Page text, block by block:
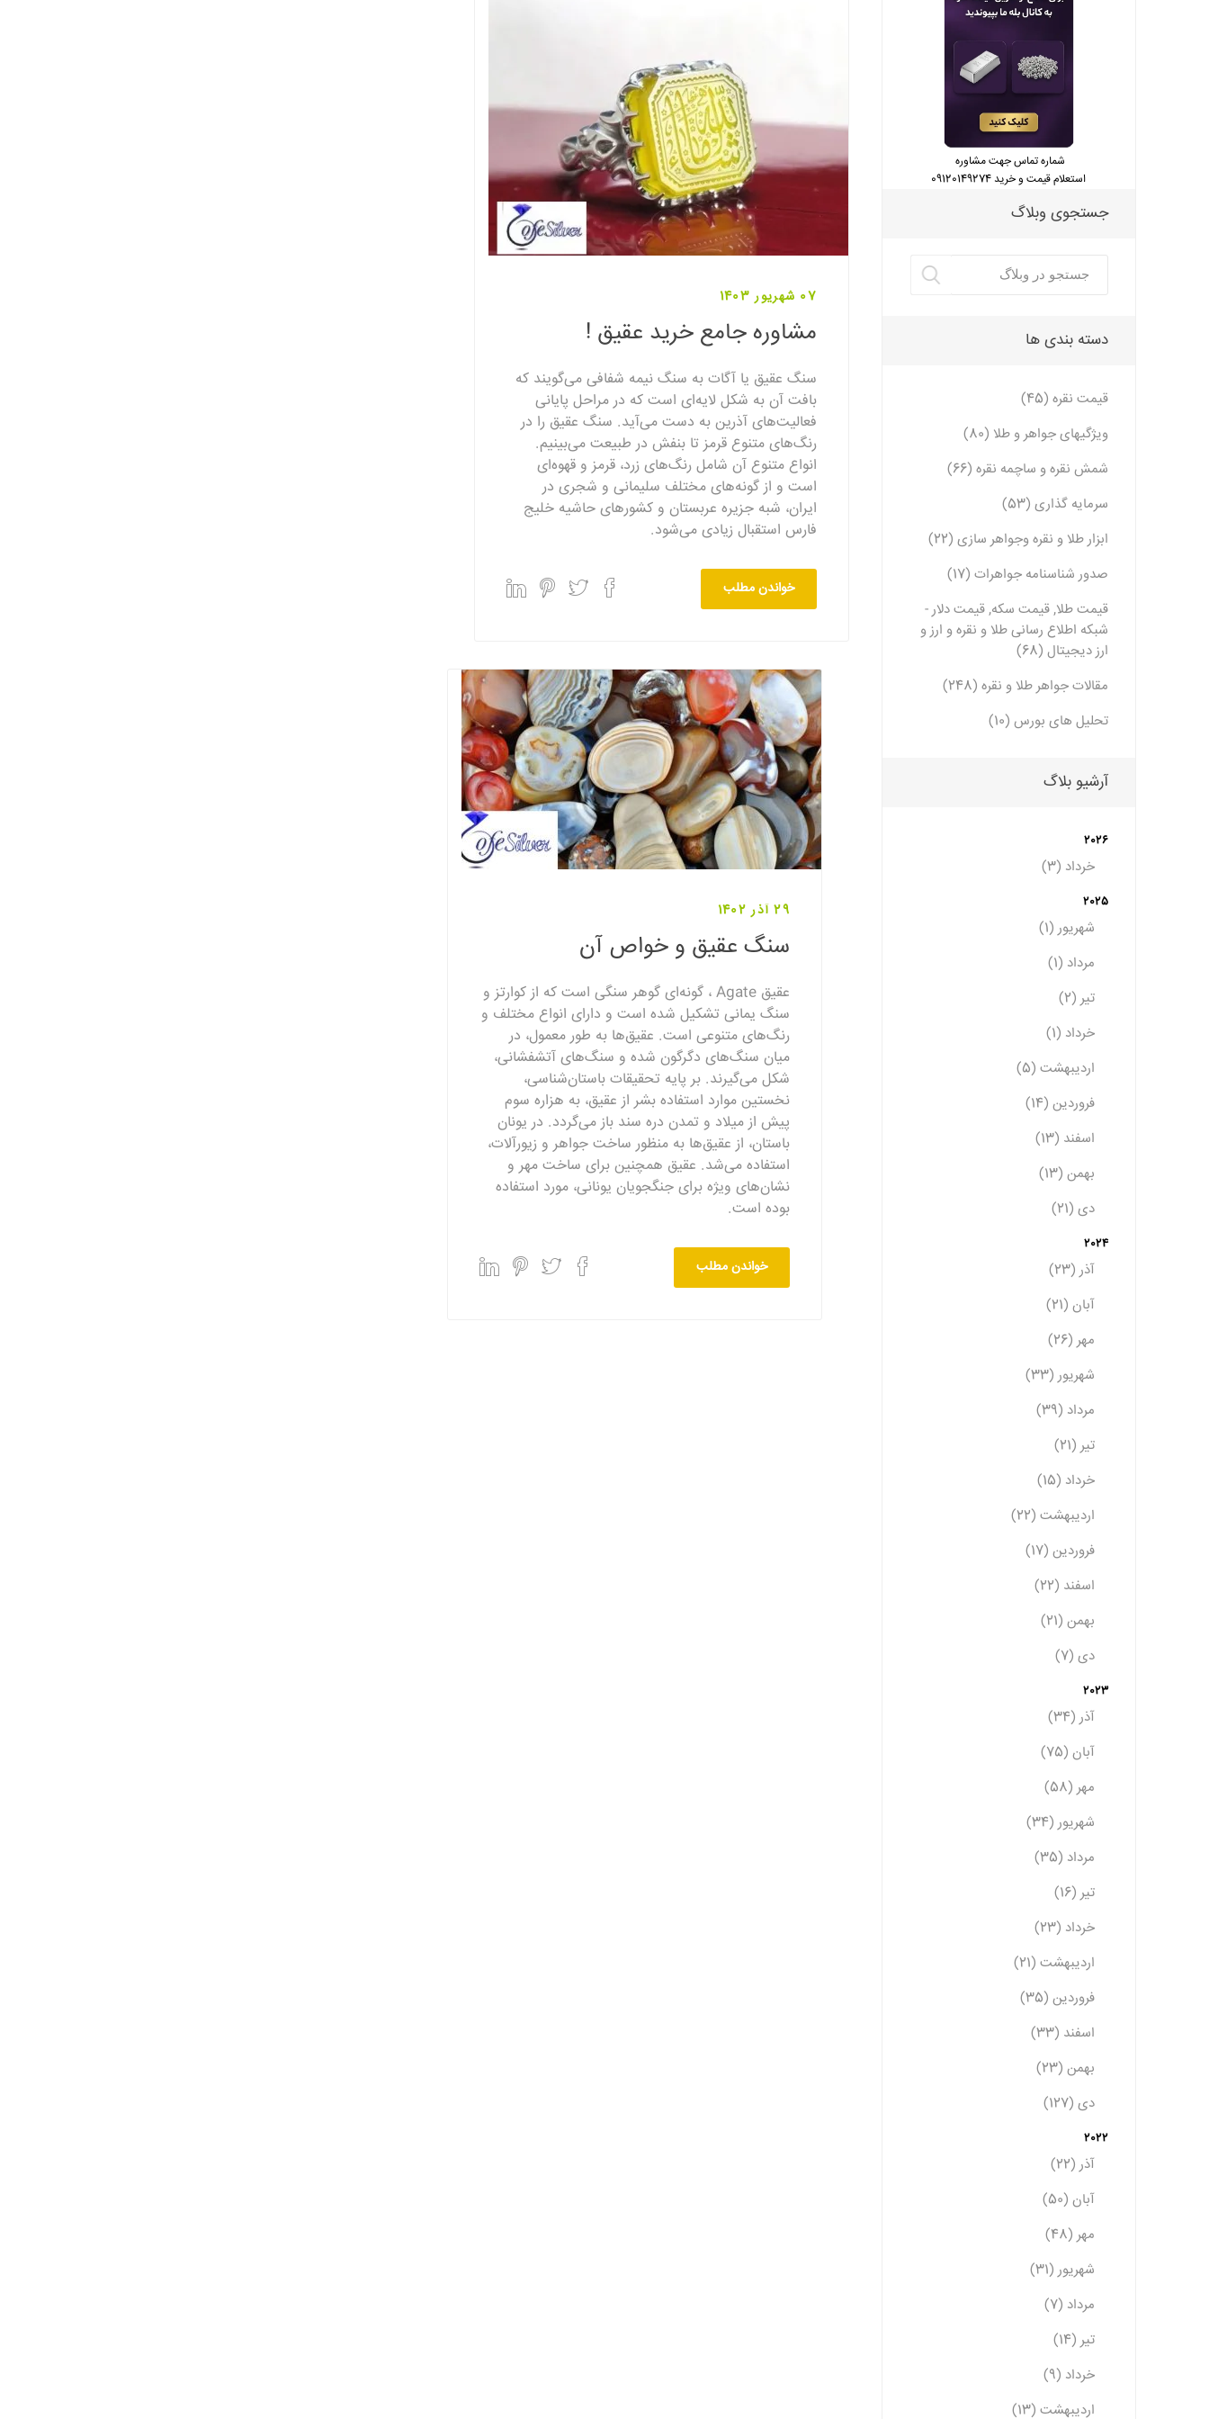
07 شهریور 1403
مشاوره جامع خرید عقیق !
سنگ عقیق یا آگات به سنگ نیمه شفافی می‌گویند که
بافت آن به شکل لایه‌ای است که در مراحل پایانی
فعالیت‌های آذرین به دست می‌آید. سنگ عقیق را در
رنگ‌های متنوع قرمز تا بنفش در طبیعت می‌بینیم.
انواع متنوع آن شامل رنگ‌های زرد، قرمز و قهوه‌ای
است و از گونه‌های مختلف سلیمانی و شجری در
ایران، شبه جزیره عربستان و کشورهای حاشیه خلیج
فارس استقبال زیادی می‌شود.
خواندن مطلب
29 آذر 1402
سنگ عقیق و خواص آن
عقیق Agate ، گونه‌ای گوهر سنگی است که از کوارتز و
سنگ یمانی تشکیل شده است و دارای انواع مختلف و
رنگ‌های متنوعی است. عقیق‌ها به طور معمول، در
میان سنگ‌های دگرگون شده و سنگ‌های آتشفشانی،
شکل می‌گیرند. بر پایه تحقیقات باستان‌شناسی،
نخستین موارد استفاده بشر از عقیق، به هزاره سوم
پیش از میلاد و تمدن دره سند باز می‌گردد. در یونان
باستان، از عقیق‌ها به منظور ساخت جواهر و زیورآلات،
استفاده می‌شد. عقیق همچنین برای ساخت مهر و
نشان‌های ویژه برای جنگجویان یونانی، مورد استفاده
بوده است.
خواندن مطلب
شماره تماس جهت مشاوره
استعلام قیمت و خرید 09120149274
جستجوی وبلاگ
دسته بندی ها
قیمت نقره (45)
ویژگیهای جواهر و طلا (80)
شمش نقره و ساچمه نقره (66)
سرمایه گذاری (53)
ابزار طلا و نقره وجواهر سازی (22)
صدور شناسنامه جواهرات (17)
قیمت طلا, قیمت سکه, قیمت دلار -
شبکه اطلاع رسانی طلا و نقره و ارز و
ارز دیجیتال (68)
مقالات جواهر طلا و نقره (248)
تحلیل های بورس (10)
آرشیو بلاگ
2026
خرداد (3)
2025
شهریور (1)
مرداد (1)
تیر (2)
خرداد (1)
اردیبهشت (5)
فروردین (14)
اسفند (13)
بهمن (13)
دی (21)
2024
آذر (23)
آبان (21)
مهر (26)
شهریور (33)
مرداد (39)
تیر (21)
خرداد (15)
اردیبهشت (22)
فروردین (17)
اسفند (22)
بهمن (21)
دی (7)
2023
آذر (34)
آبان (75)
مهر (58)
شهریور (34)
مرداد (35)
تیر (16)
خرداد (23)
اردیبهشت (21)
فروردین (35)
اسفند (33)
بهمن (23)
دی (127)
2022
آذر (22)
آبان (50)
مهر (48)
شهریور (31)
مرداد (7)
تیر (14)
خرداد (9)
اردیبهشت (13)